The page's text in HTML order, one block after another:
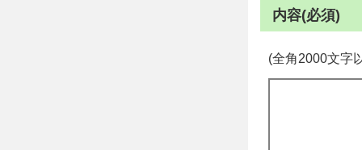
内容(必須)
(全角2000文字